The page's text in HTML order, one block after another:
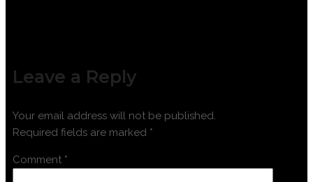
Leave a Reply
Your email address will not be published.
Required fields are marked *
Comment *